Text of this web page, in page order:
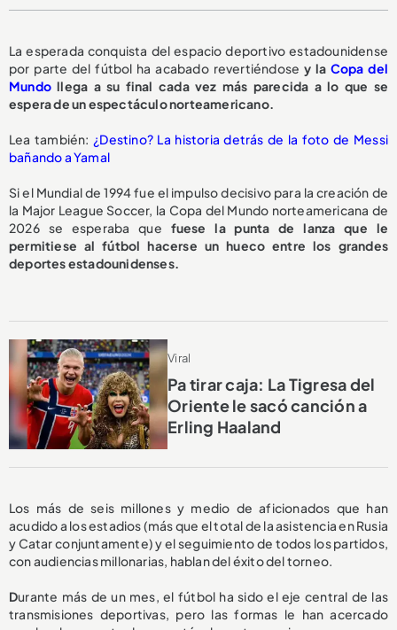
La esperada conquista del espacio deportivo estadounidense
por parte del fútbol ha acabado revertiéndose y la Copa del
Mundo llega a su final cada vez más parecida a lo que se
espera de un espectáculo norteamericano.
Lea también: ¿Destino? La historia detrás de la foto de Messi
bañando a Yamal
Si el Mundial de 1994 fue el impulso decisivo para la creación de
la Major League Soccer, la Copa del Mundo norteamericana de
2026 se esperaba que fuese la punta de lanza que le
permitiese al fútbol hacerse un hueco entre los grandes
deportes estadounidenses.
Viral
Pa tirar caja: La Tigresa del
Oriente le sacó canción a
Erling Haaland
Los más de seis millones y medio de aficionados que han
acudido a los estadios (más que el total de la asistencia en Rusia
y Catar conjuntamente) y el seguimiento de todos los partidos,
con audiencias millonarias, hablan del éxito del torneo.
Durante más de un mes, el fútbol ha sido el eje central de las
transmisiones deportivas, pero las formas le han acercado